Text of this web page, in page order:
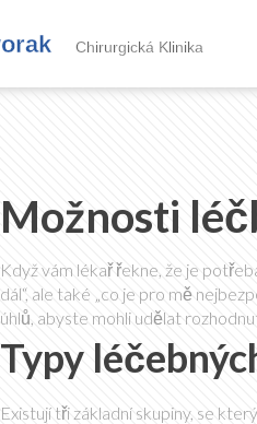
Možnosti
Když vám lékař řekne, že je
dál“, ale také „co je pro mě
úhlů, abyste mohli udělat
Typy
Existují tři základní skupiny, se